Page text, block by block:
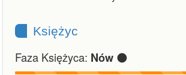
Księżyc
Faza Księżyca: Nów 🌑